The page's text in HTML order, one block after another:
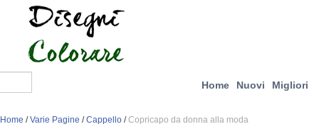
Home Nuovi Migliori
Home /Varie Pagine /Cappello /Copricapo da donna alla moda